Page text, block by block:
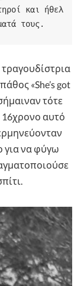
και ήθελ
τους.
«She’s got
τότε
16χρονο αυτό
για να φύγω